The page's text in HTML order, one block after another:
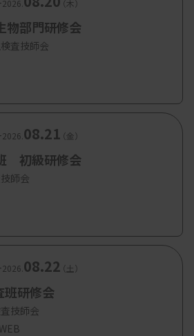
2026. （木）
部門研修会
査技師会
2026. 08.21（金）
初級研修会
師会
2026. 08.22（土）
班研修会
技師会